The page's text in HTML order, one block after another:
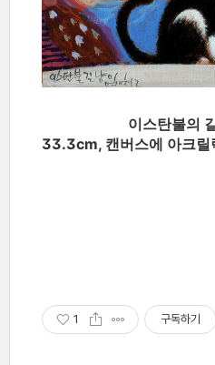
이스탄불의
33.3cm, 캔버스에 아크릴
1 구독하기